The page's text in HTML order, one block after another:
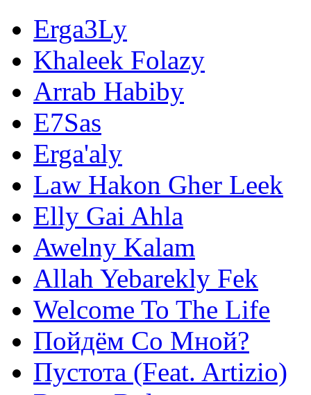
Erga3Ly
Khaleek Folazy
Arrab Habiby
E7Sas
Erga'aly
Law Hakon Gher Leek
Elly Gai Ahla
Awelny Kalam
Allah Yebarekly Fek
Welcome To The Life
Пойдём Со Мной?
Пустота (Feat. Artizio)